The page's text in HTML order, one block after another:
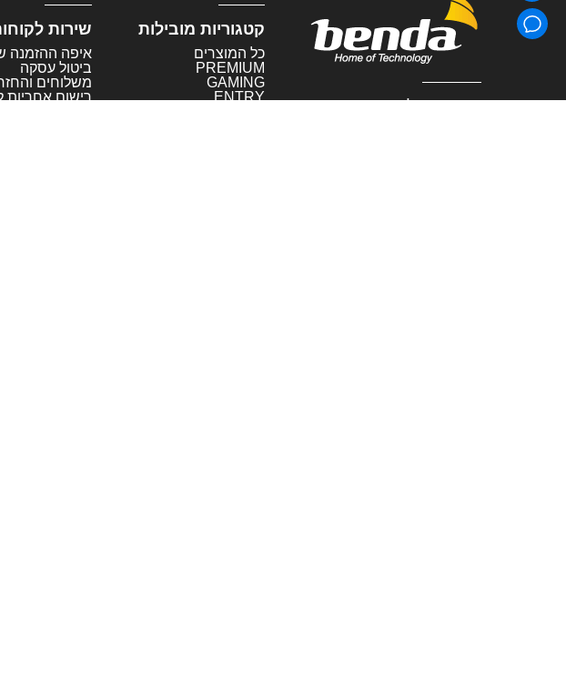
קטגוריות מובילות
כל המוצרים
PREMIUM
GAMING
ENTRY
שירות
איפה ההזמנה
ביטול עסקה
משלוחים
רישום אחריות